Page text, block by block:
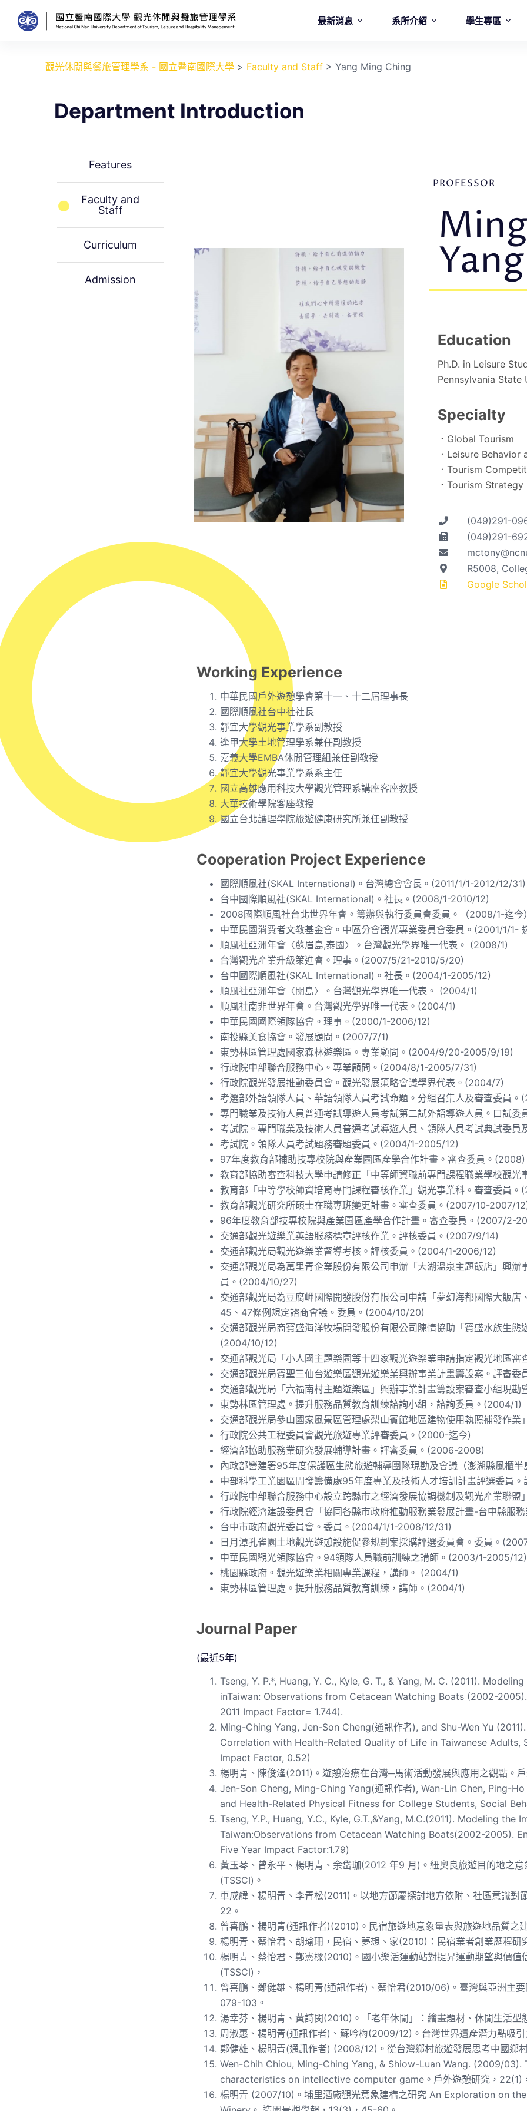
跳
至
最新消息 系所介紹 學生專區
觀光休閒與餐旅管理學系 - 國立暨南國際大學 > Faculty and Staff >Yang Ming Ching
Department Introduction
Features
Faculty and
Staff
Curriculum
Admission
PROFESSOR
Yang
Education
Ph.D. in Leisure
Pennsylvania State
Specialty
．Global Tourism
．Leisure Behavior
．Tourism
．Tourism
(049)291-
(049)291-
R5008,
Google
Working Experience
中華民國戶外遊憩學會第十一、十二屆理事長
國際順風社台中社社長
靜宜大學觀光事業學系副教授
逢甲大學土地管理學系兼任副教授
嘉義大學EMBA休閒管理組兼任副教授
靜宜大學觀光事業學系系主任
國立高雄應用科技大學觀光管理系講座客座教授
大華技術學院客座教授
國立台北護理學院旅遊健康研究所兼任副教授
Cooperation Project Experience
國際順風社(SKAL International)。台灣總會會長。(2011/1/1-2012/12/31)
台中國際順風社(SKAL International)。社長。(2008/1-2010/12)
2008國際順風社台北世界年會。籌辦與執行委員會委員。（2008/1-迄今）
中華民國消費者文教基金會。中區分會觀光專業委員會委員。(2001/1/1-
順風社亞洲年會〈蘇眉島,泰國〉。台灣觀光學界唯一代表。 (2008/1)
台灣觀光產業升級策進會。理事。(2007/5/21-2010/5/20)
台中國際順風社(SKAL International)。社長。(2004/1-2005/12)
順風社亞洲年會〈關島〉。台灣觀光學界唯一代表。 (2004/1)
順風社南非世界年會。台灣觀光學界唯一代表。(2004/1)
中華民國國際領隊協會。理事。(2000/1-2006/12)
南投縣美食協會。發展顧問。(2007/7/1)
東勢林區管理處國家森林遊樂區。專業顧問。(2004/9/20-2005/9/19)
行政院中部聯合服務中心。專業顧問。(2004/8/1-2005/7/31)
行政院觀光發展推動委員會。觀光發展策略會議學界代表。(2004/7)
考選部外語領隊人員、華語領隊人員考試命題。分組召集人及審查委員
專門職業及技術人員普通考試導遊人員考試第二試外語導遊人員。口試
考試院。專門職業及技術人員普通考試導遊人員、領隊人員考試典試委
考試院。領隊人員考試題務審題委員。(2004/1-2005/12)
97年度教育部補助技專校院與產業園區產學合作計畫。審查委員。(2008)
教育部協助審查科技大學申請修正「中等師資職前專門課程職業學校觀
教育部「中等學校師資培育專門課程審核作業」觀光事業科。審查委員。
教育部觀光研究所碩士在職專班變更計畫。審查委員。(2007/10-2007/
96年度教育部技專校院與產業園區產學合作計畫。審查委員。(2007/2-
交通部觀光遊樂業英語服務標章評核作業。評核委員。(2007/9/14)
交通部觀光局觀光遊樂業督導考核。評核委員。(2004/1-2006/12)
交通部觀光局為萬里青企業股份有限公司申辦「大湖溫泉主題飯店」興
員。(2004/10/27)
交通部觀光局為豆腐岬國際開發股份有限公司申請「夢幻海都國際大飯
45、47條例規定諮商會議。委員。(2004/10/20)
交通部觀光局商寶盛海洋牧場開發股份有限公司陳情協助「寶盛水族生態
(2004/10/12)
交通部觀光局「小人國主題樂園等十四家觀光遊樂業申請指定觀光地區
交通部觀光局寶聖三仙台遊樂區觀光遊樂業興辦事業計畫籌設案。評審
交通部觀光局「六福南村主題遊樂區」興辦事業計畫籌設案審查小組現
東勢林區管理處。提升服務品質教育訓練諮詢小組，諮詢委員。(2004/1)
交通部觀光局參山國家風景區管理處梨山賓館地區建物使用執照補發作
行政院公共工程委員會觀光旅遊專業評審委員。(2000-迄今)
經濟部協助服務業研究發展輔導計畫。評審委員。(2006-2008)
內政部營建署95年度保護區生態旅遊輔導團隊現勘及會議（澎湖縣風櫃
中部科學工業園區開發籌備處95年度專業及技術人才培訓計畫評選委員
行政院中部聯合服務中心設立跨縣市之經濟發展協調機制及觀光產業聯
行政院經濟建設委員會「協同各縣市政府推動服務業發展計畫-台中縣服
台中市政府觀光委員會。委員。(2004/1/1-2008/12/31)
日月潭孔雀園土地觀光遊憩設施促參規劃案採購評選委員會。委員。
中華民國觀光領隊協會。94領隊人員職前訓練之講師。(2003/1-2005/12)
桃園縣政府。觀光遊樂業相關專業課程，講師。 (2004/1)
東勢林區管理處。提升服務品質教育訓練，講師。(2004/1)
Journal Paper
(最近5年)
Tseng, Y. P.*, Huang, Y. C., Kyle, G. T., & Yang, M. C. (2011).
inTaiwan: Observations from Cetacean Watching Boats (2002-
2011 Impact Factor= 1.744).
Ming-Ching Yang, Jen-Son Cheng(通訊作者), and Shu-Wen Yu
Correlation with Health-Related Quality of Life in Taiwanese Adults,
Impact Factor, 0.52)
楊明青、陳俊湰(2011)。遊憩治療在台灣─馬術活動發展與應用之觀點。
Jen-Son Cheng, Ming-Ching Yang(通訊作者), Wan-Lin Chen, Ping-
and Health-Related Physical Fitness for College Students, Social
Tseng, Y.P., Huang, Y.C., Kyle, G.T.,&Yang, M.C.(2011). Modeling
Taiwan:Observations from Cetacean Watching Boats(2002-2005).
Five Year Impact Factor:1.79)
黃玉琴、曾永平、楊明青、余岱珈(2012 年9 月)。紐奧良旅遊目的地之
(TSSCI)。
車成緯、楊明青、李青松(2011)。以地方節慶探討地方依附、社區意識
22。
曾喜鵬、楊明青(通訊作者)(2010)。民宿旅遊地意象量表與旅遊地品質之
楊明青、蔡怡君、胡瑜珊，民宿、夢想、家(2010)：民宿業者創業歷程
楊明青、蔡怡君、鄭憲樑(2010)。國小樂活運動站對提昇運動期望與價
(TSSCI)，
曾喜鵬、鄭健雄、楊明青(通訊作者)、蔡怡君(2010/06)。臺灣與亞洲主
079-103。
湯幸芬、楊明青、黃詩閔(2010)。「老年休閒」：繪畫題材、休閒生活
周淑惠、楊明青(通訊作者)、蘇吟梅(2009/12)。台灣世界遺產潛力點吸
鄭健雄、楊明青(通訊作者) (2008/12)。從台灣鄉村旅遊發展思考中國鄉
Wen-Chih Chiou, Ming-Ching Yang, & Shiow-Luan Wang. (2009/
characteristics on intellective computer game。戶外遊憩研究，22(1)
楊明青 (2007/10)。埔里酒廠觀光意象建構之研究 An Exploration on